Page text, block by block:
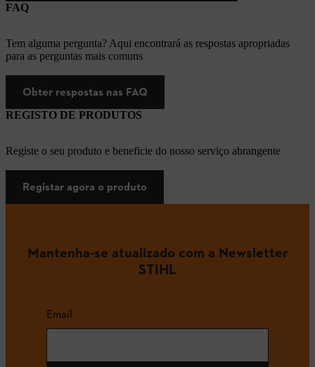
FAQ
Tem alguma pergunta? Aqui encontrará as respostas apropriadas
para as perguntas mais comuns
Obter respostas nas FAQ
REGISTO DE PRODUTOS
Registe o seu produto e beneficie do nosso serviço abrangente
Registar agora o produto
Mantenha-se atualizado com a Newsletter
STIHL
Email